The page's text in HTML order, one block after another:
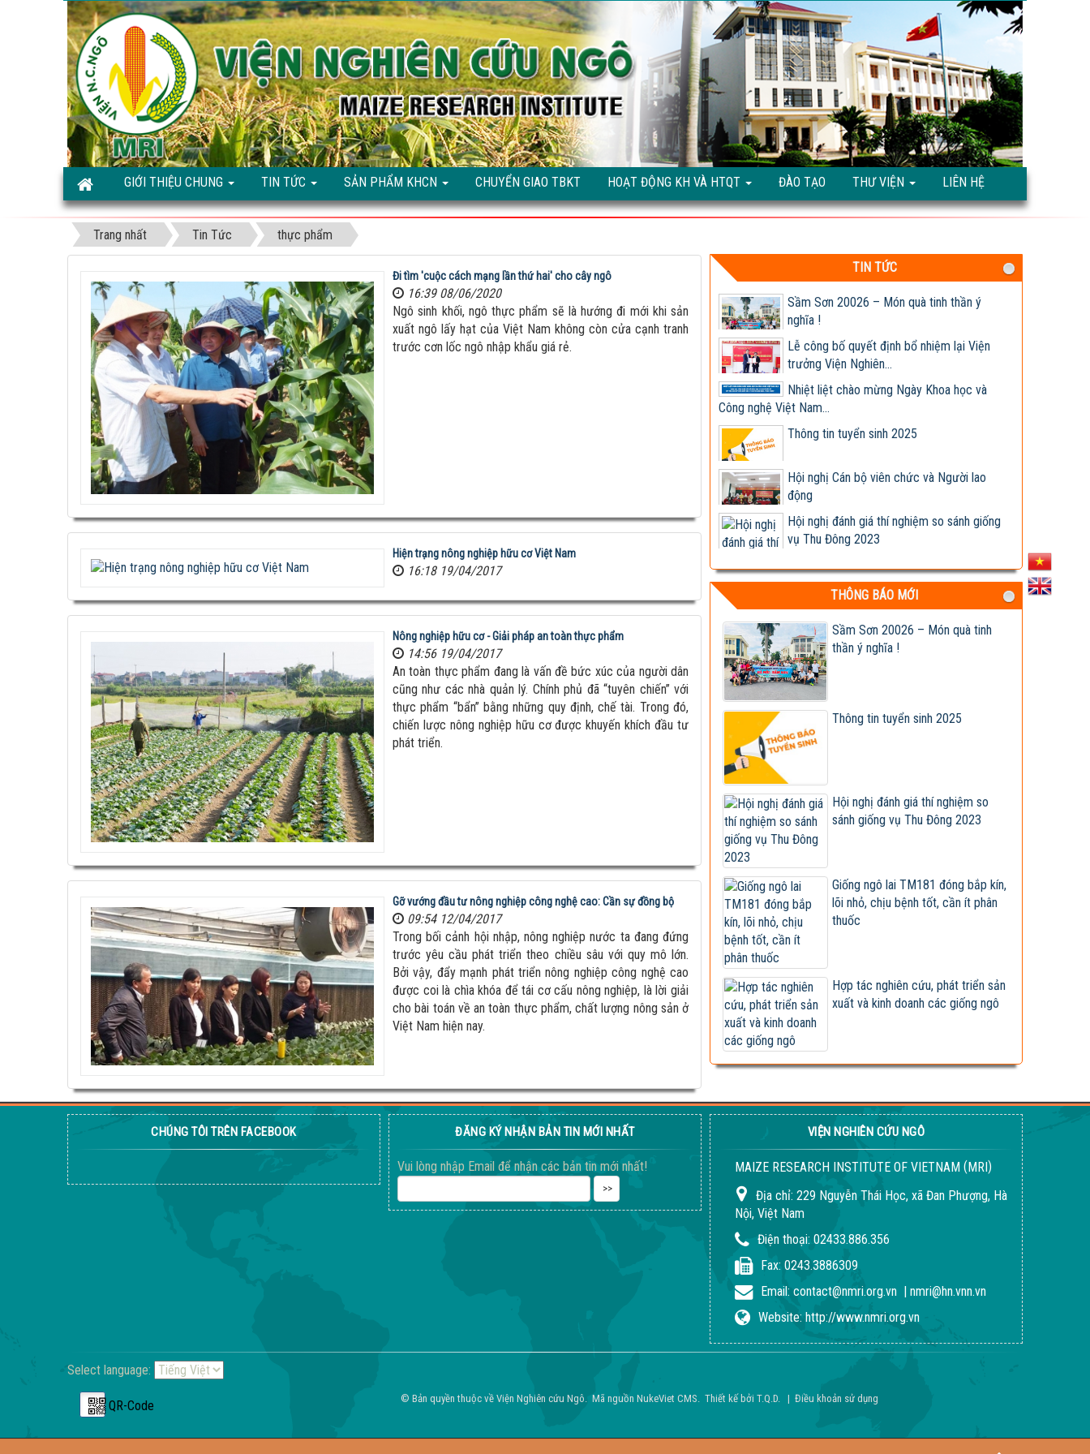
GIỚI THIỆU CHUNG TIN TỨC SẢN PHẨM KHCN CHUYỂN GIAO TBKT HOẠT ĐỘNG KH VÀ HTQT ĐÀO TẠO THƯ VIỆN LIÊN HỆ
Trang nhất Tin Tức thực phẩm
Đi tìm 'cuộc cách mạng lần thứ hai' cho cây ngô
16:39 08/06/2020
Ngô sinh khối, ngô thực phẩm sẽ là hướng đi mới khi sản
xuất ngô lấy hạt của Việt Nam không còn cửa cạnh tranh
trước cơn lốc ngô nhập khẩu giá rẻ.
Hiện trạng nông nghiệp hữu cơ Việt Nam
16:18 19/04/2017
Nông nghiệp hữu cơ - Giải pháp an toàn thực phẩm
14:56 19/04/2017
An toàn thực phẩm đang là vấn đề bức xúc của người dân
cũng như các nhà quản lý. Chính phủ đã “tuyên chiến” với
thực phẩm “bẩn” bằng những quy định, chế tài. Trong đó,
chiến lược nông nghiệp hữu cơ được khuyến khích đầu tư
phát triển.
Gỡ vướng đầu tư nông nghiệp công nghệ cao: Cần sự đồng bộ
09:54 12/04/2017
Trong bối cảnh hội nhập, nông nghiệp nước ta đang đứng
trước yêu cầu phát triển theo chiều sâu với quy mô lớn.
Bởi vậy, đẩy mạnh phát triển nông nghiệp công nghệ cao
được coi là chìa khóa để tái cơ cấu nông nghiệp, là lời giải
cho bài toán về an toàn thực phẩm, chất lượng nông sản ở
Việt Nam hiện nay.
TIN TỨC
Giống ngô TM181: Lấy hạt rất tốt, lấy sinh
khối cũng hay!
Khi nào chấm dứt chi hàng tỷ đô nhập khẩu
ngô?
HỘI THẢO KHOA HỌC “TỔNG KẾT CÔNG
TÁC NGHIÊN CỨU KHOA HỌC VÀ...
Giúp nông dân sản xuất ngô sinh khối theo
Thông báo tuyển dụng 2022
Sầm Sơn 20026 – Món quà tinh thần ý
nghĩa !
Lễ công bố quyết định bổ nhiệm lại Viện
trưởng Viện Nghiên...
Nhiệt liệt chào mừng Ngày Khoa học và
Công nghệ Việt Nam...
Thông tin tuyển sinh 2025
Hội nghị Cán bộ viên chức và Người lao
động
Hội nghị đánh giá thí nghiệm so sánh giống
vụ Thu Đông 2023
Giống ngô lai TM181 đóng bắp kín, lõi nhỏ,
chịu bệnh tốt,...
Hợp tác nghiên cứu, phát triển sản xuất và
kinh doanh các...
Lễ ký kết Biên bản ghi nhớ hợp tác nghiên
cứu, phát triển...
Viện khoa học trụ vững trong cơ chế thị
trường - Viện trưởng...
Tập đoàn Lộc Trời nhận chuyển giao, cung
Giống đã được công nhận lưu hành bị sản
xuất, kinh doanh...
Xây dựng và hoàn thiện quy trình canh tác
ngô sinh khối tuần...
Hội nghị cán bộ, viên chức và người lao
động 2023
Vietseed độc quyền hợp tác phát triển
giống ngô lai VS201
khối cũng hay!
Khi nào chấm dứt chi hàng tỷ đô nhập khẩu
ngô?
HỘI THẢO KHOA HỌC “TỔNG KẾT CÔNG
TÁC NGHIÊN CỨU KHOA HỌC VÀ...
tư duy thị trường
Thông báo tuyển dụng 2022
Sầm Sơn 20026 – Món quà tinh thần ý
nghĩa !
THÔNG BÁO MỚI
Sầm Sơn 20026 – Món quà tinh
thần ý nghĩa !
Thông tin tuyển sinh 2025
Hội nghị đánh giá thí nghiệm so
sánh giống vụ Thu Đông 2023
Giống ngô lai TM181 đóng bắp kín,
lõi nhỏ, chịu bệnh tốt, cần ít phân
thuốc
Hợp tác nghiên cứu, phát triển sản
xuất và kinh doanh các giống ngô
CHÚNG TÔI TRÊN FACEBOOK ĐĂNG KÝ NHẬN BẢN TIN MỚI NHẤT
Vui lòng nhập Email để nhận các bản tin mới nhất!
VIỆN NGHIÊN CỨU NGÔ
MAIZE RESEARCH INSTITUTE OF VIETNAM (MRI)
Địa chỉ: 229 Nguyễn Thái Học, xã Đan Phượng, Hà
Nội, Việt Nam
Điện thoại: 02433.886.356
Fax: 0243.3886309
Email: contact@nmri.org.vn
nmri@hn.vnn.vn
Website: http://www.nmri.org.vn
Select language:
QR-Code © Bản quyền thuộc về Viện Nghiên cứu Ngô. Mã nguồn NukeViet CMS. Thiết kế bởi T.Q.D. | Điều khoản sử dụng